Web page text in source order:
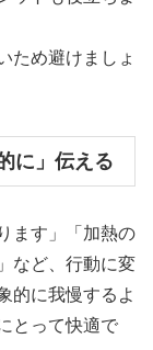
ため避けましょ
に」伝える
ます」「加熱の
など、行動に変
的に我慢するよ
とって快適で